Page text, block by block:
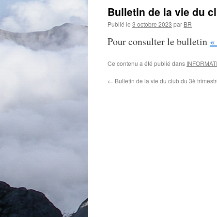
Bulletin de la vie du
Publié le 3 octobre 2023 par BR
Pour consulter le bulletin
Ce contenu a été publié dans
← Bulletin de la vie du club du 3è